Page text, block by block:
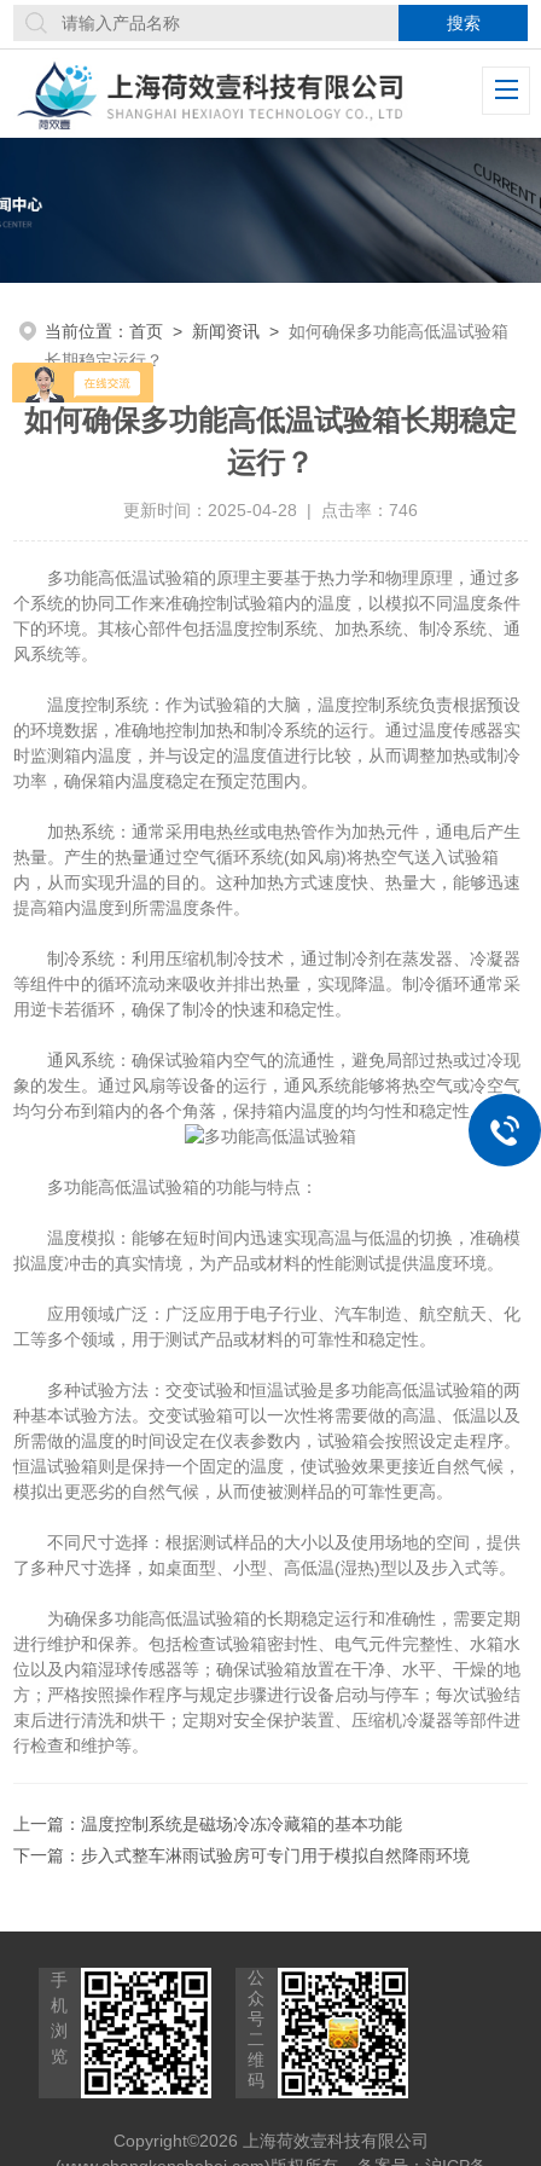
当前位置：首页 > 新闻资讯 >如何确保多功能高低温试验箱
长期稳定运行？
如何确保多功能高低温试验箱长期稳定
运行？
更新时间：2025-04-28 | 点击率：746
多功能高低温试验箱的原理主要基于热力学和物理原理，通过多
个系统的协同工作来准确控制试验箱内的温度，以模拟不同温度条件
下的环境。其核心部件包括温度控制系统、加热系统、制冷系统、通
风系统等。
温度控制系统：作为试验箱的大脑，温度控制系统负责根据预设
的环境数据，准确地控制加热和制冷系统的运行。通过温度传感器实
时监测箱内温度，并与设定的温度值进行比较，从而调整加热或制冷
功率，确保箱内温度稳定在预定范围内。
加热系统：通常采用电热丝或电热管作为加热元件，通电后产生
热量。产生的热量通过空气循环系统(如风扇)将热空气送入试验箱
内，从而实现升温的目的。这种加热方式速度快、热量大，能够迅速
提高箱内温度到所需温度条件。
制冷系统：利用压缩机制冷技术，通过制冷剂在蒸发器、冷凝器
等组件中的循环流动来吸收并排出热量，实现降温。制冷循环通常采
用逆卡若循环，确保了制冷的快速和稳定性。
通风系统：确保试验箱内空气的流通性，避免局部过热或过冷现
象的发生。通过风扇等设备的运行，通风系统能够将热空气或冷空气
均匀分布到箱内的各个角落，保持箱内温度的均匀性和稳定性。
多功能高低温试验箱的功能与特点：
温度模拟：能够在短时间内迅速实现高温与低温的切换，准确模
拟温度冲击的真实情境，为产品或材料的性能测试提供温度环境。
应用领域广泛：广泛应用于电子行业、汽车制造、航空航天、化
工等多个领域，用于测试产品或材料的可靠性和稳定性。
多种试验方法：交变试验和恒温试验是多功能高低温试验箱的两
种基本试验方法。交变试验箱可以一次性将需要做的高温、低温以及
所需做的温度的时间设定在仪表参数内，试验箱会按照设定走程序。
恒温试验箱则是保持一个固定的温度，使试验效果更接近自然气候，
模拟出更恶劣的自然气候，从而使被测样品的可靠性更高。
不同尺寸选择：根据测试样品的大小以及使用场地的空间，提供
了多种尺寸选择，如桌面型、小型、高低温(湿热)型以及步入式等。
为确保多功能高低温试验箱的长期稳定运行和准确性，需要定期
进行维护和保养。包括检查试验箱密封性、电气元件完整性、水箱水
位以及内箱湿球传感器等；确保试验箱放置在干净、水平、干燥的地
方；严格按照操作程序与规定步骤进行设备启动与停车；每次试验结
束后进行清洗和烘干；定期对安全保护装置、压缩机冷凝器等部件进
行检查和维护等。
上一篇：温度控制系统是磁场冷冻冷藏箱的基本功能
下一篇：步入式整车淋雨试验房可专门用于模拟自然降雨环境
手
机
浏
览
公
众
号
二
维
码
Copyright©2026 上海荷效壹科技有限公司